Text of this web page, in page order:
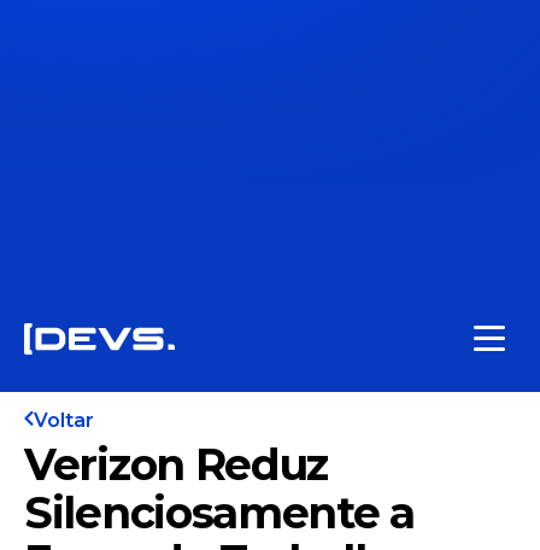
Voltar
Verizon Reduz
Silenciosamente a